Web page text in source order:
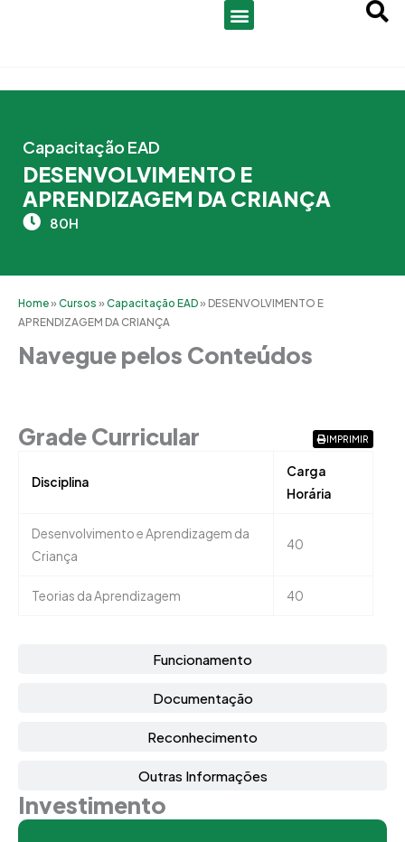
Capacitação EAD
DESENVOLVIMENTO E
APRENDIZAGEM DA CRIANÇA
80H
Home»Cursos »Capacitação EAD» DESENVOLVIMENTO E
APRENDIZAGEM DA CRIANÇA
Navegue pelos Conteúdos
Funcionamento
Documentação
Reconhecimento
Outras Informações
IMPRIMIR
Grade Curricular
Disciplina
Carga
Horária
Desenvolvimento e Aprendizagem da
Criança
40
Teorias da Aprendizagem 40
Investimento